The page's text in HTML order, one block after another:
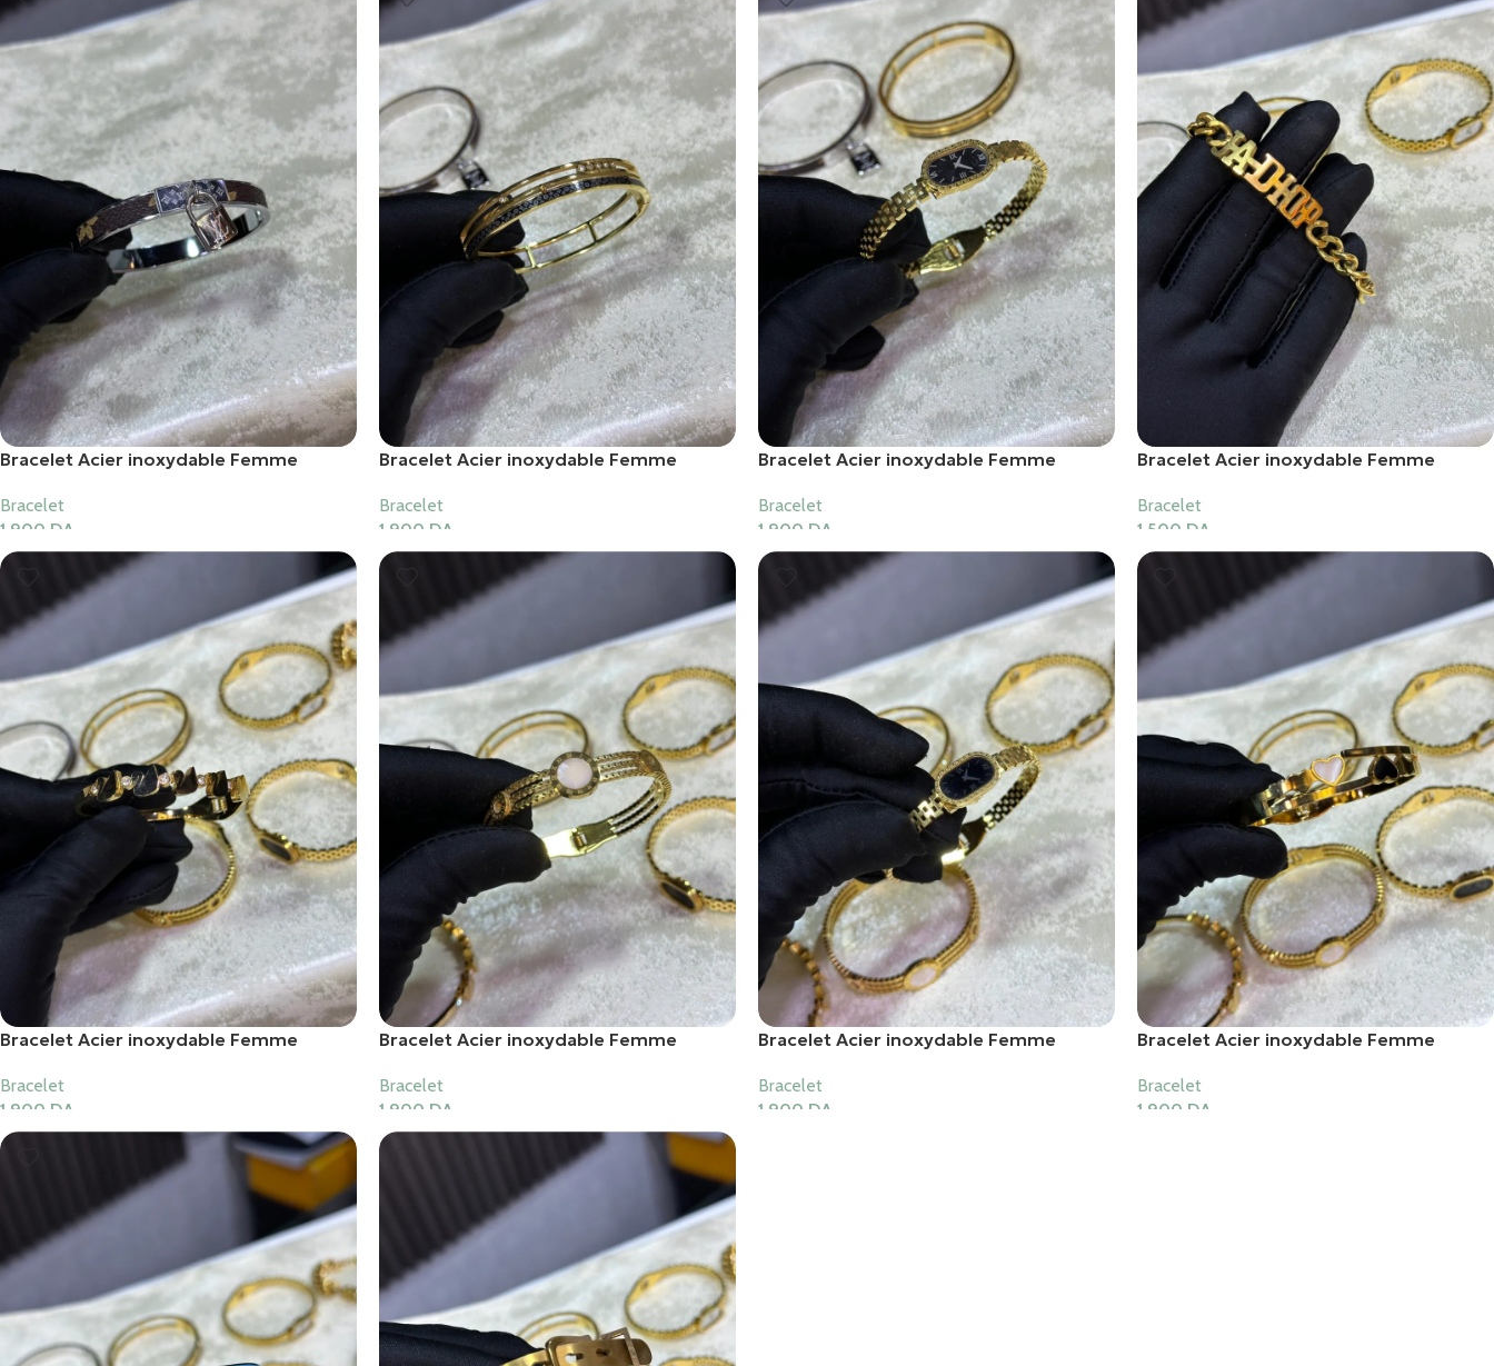
Bracelet Acier inoxydable Femme
Bracelet
1,900 DA
Ajouter Au Panier
Bracelet Acier inoxydable Femme
Bracelet
1,900 DA
Bracelet Acier inoxydable Femme
Bracelet
1,900 DA
Ajouter Au Panier
Bracelet Acier inoxydable Femme
Bracelet
1,500 DA
Bracelet Acier inoxydable Femme
Bracelet
1,900 DA
Bracelet Acier inoxydable Femme
Bracelet
1,900 DA
Bracelet Acier inoxydable Femme
Bracelet
1,900 DA
Bracelet Acier inoxydable Femme
Bracelet
1,900 DA